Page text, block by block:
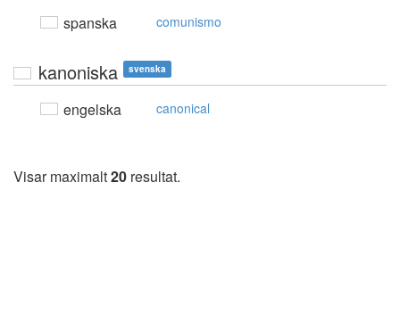
spanska comunismo
kanoniska svenska
engelska canonical
Visar maximalt20 resultat.